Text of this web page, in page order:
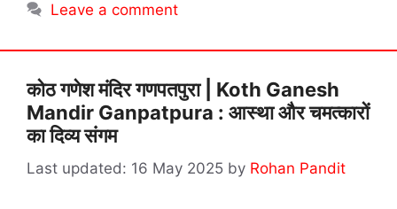
Leave a comment
कोठ गणेश मंदिर गणपतपुरा | Koth Ganesh
Mandir Ganpatpura : आस्था और चमत्कारों
का दिव्य संगम
16 May 2025 by Rohan Pandit